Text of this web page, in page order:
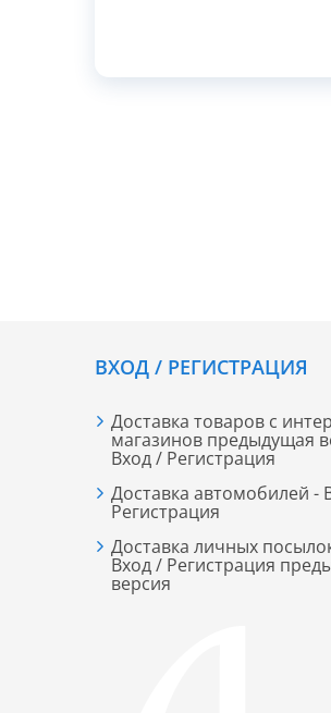
ВХОД / РЕГИСТРАЦИЯ
Доставка товаров с
магазинов предыдущая
Вход / Регистрация
Доставка автомобилей -
Регистрация
Доставка личных
Вход / Регистрация
версия